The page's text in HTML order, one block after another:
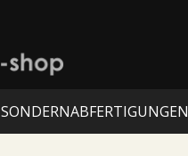
SONDERNABFERTIGUNGEN